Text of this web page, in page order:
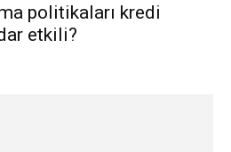
politikaları kredi
etkili?